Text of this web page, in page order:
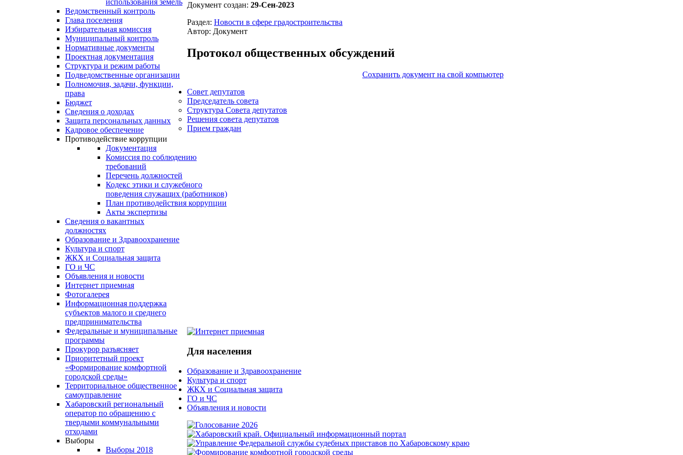
использования земель
Ведомственный контроль
Глава поселения
Избирательная комиссия
Муниципальный контроль
Нормативные документы
Проектная документация
Структура и режим работы
Подведомственные организации
Полномочия, задачи, функции,
права
Бюджет
Сведения о доходах
Защита персональных данных
Кадровое обеспечение
Противодействие коррупции
Документация
Комиссия по соблюдению
требований
Перечень должностей
Кодекс этики и служебного
поведения служащих (работников)
План противодействия коррупции
Акты экспертизы
Сведения о вакантных
должностях
Образование и Здравоохранение
Культура и спорт
ЖКХ и Социальная защита
ГО и ЧС
Объявления и новости
Интернет приемная
Фотогалерея
Информационная поддержка
субъектов малого и среднего
предпринимательства
Федеральные и муниципальные
программы
Прокурор разъясняет
Приоритетный проект
«Формирование комфортной
городской среды»
Территориальное общественное
самоуправление
Хабаровский региональный
оператор по обращению с
твердыми коммунальными
отходами
Выборы
Выборы 2018
Документ создан: 29-Сен-2023
Раздел: Новости в сфере градостроительства
Автор: Документ
Протокол общественных обсуждений
Сохранить документ на свой компьютер
Совет депутатов
Председатель совета
Структура Совета депутатов
Решения совета депутатов
Прием граждан
Для населения
Образование и Здравоохранение
Культура и спорт
ЖКХ и Социальная защита
ГО и ЧС
Объявления и новости